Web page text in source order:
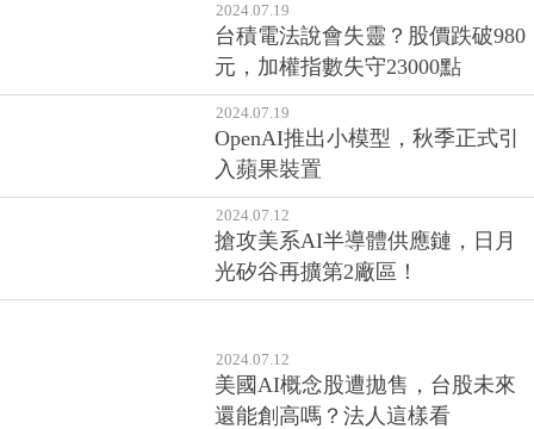
2024.07.19
台積電法說會失靈？股價跌破980
元，加權指數失守23000點
2024.07.19
OpenAI推出小模型，秋季正式引
入蘋果裝置
2024.07.12
搶攻美系AI半導體供應鏈，日月
光矽谷再擴第2廠區！
2024.07.12
美國AI概念股遭拋售，台股未來
還能創高嗎？法人這樣看